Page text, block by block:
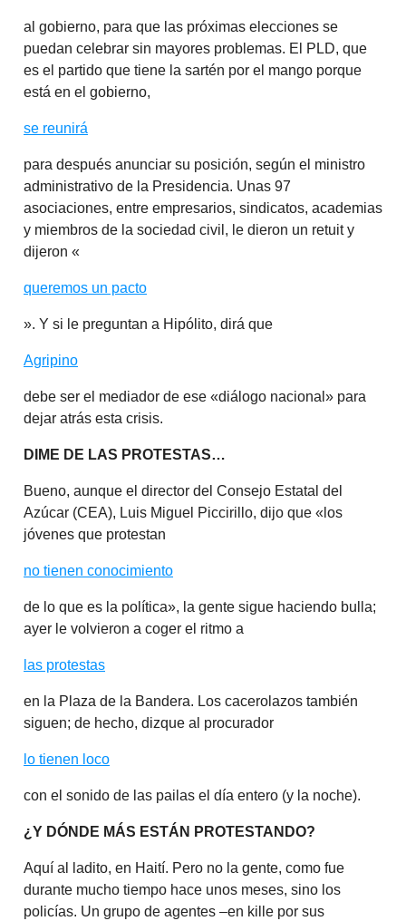
al gobierno, para que las próximas elecciones se
puedan celebrar sin mayores problemas. El PLD, que
es el partido que tiene la sartén por el mango porque
está en el gobierno,
se reunirá
para después anunciar su posición, según el ministro
administrativo de la Presidencia. Unas 97
asociaciones, entre empresarios, sindicatos, academias
y miembros de la sociedad civil, le dieron un retuit y
dijeron «
queremos un pacto
». Y si le preguntan a Hipólito, dirá que
Agripino
debe ser el mediador de ese «diálogo nacional» para
dejar atrás esta crisis.
DIME DE LAS PROTESTAS…
Bueno, aunque el director del Consejo Estatal del
Azúcar (CEA), Luis Miguel Piccirillo, dijo que «los
jóvenes que protestan
no tienen conocimiento
de lo que es la política», la gente sigue haciendo bulla;
ayer le volvieron a coger el ritmo a
las protestas
en la Plaza de la Bandera. Los cacerolazos también
siguen; de hecho, dizque al procurador
lo tienen loco
con el sonido de las pailas el día entero (y la noche).
¿Y DÓNDE MÁS ESTÁN PROTESTANDO?
Aquí al ladito, en Haití. Pero no la gente, como fue
durante mucho tiempo hace unos meses, sino los
policías. Un grupo de agentes –en kille por sus